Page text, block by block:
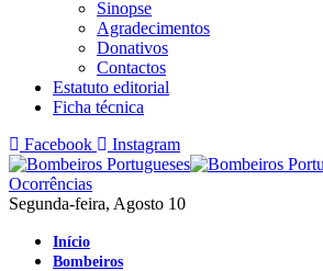
Sinopse
Agradecimentos
Donativos
Contactos
Estatuto editorial
Ficha técnica
Facebook
Instagram
Ocorrências
Segunda-feira, Agosto 10
Início
Bombeiros